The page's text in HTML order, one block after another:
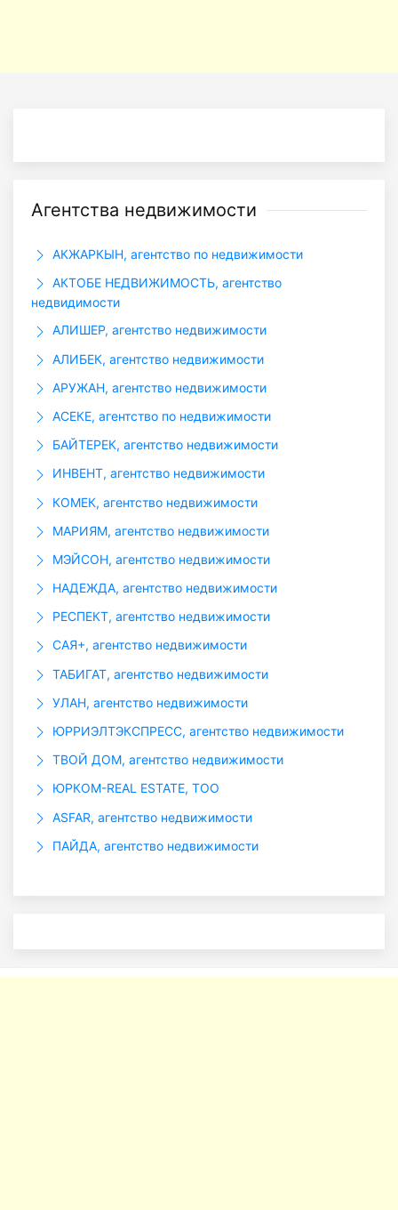
Агентства недвижимости
АКЖАРКЫН, агентство по недвижимости
АКТОБЕ НЕДВИЖИМОСТЬ, агентство
недвидимости
АЛИШЕР, агентство недвижимости
АЛИБЕК, агентство недвижимости
АРУЖАН, агентство недвижимости
АСЕКЕ, агентство по недвижимости
БАЙТЕРЕК, агентство недвижимости
ИНВЕНТ, агентство недвижимости
КОМЕК, агентство недвижимости
МАРИЯМ, агентство недвижимости
МЭЙСОН, агентство недвижимости
НАДЕЖДА, агентство недвижимости
РЕСПЕКТ, агентство недвижимости
САЯ+, агентство недвижимости
ТАБИГАТ, агентство недвижимости
УЛАН, агентство недвижимости
ЮРРИЭЛТЭКСПРЕСС, агентство недвижимости
ТВОЙ ДОМ, агентство недвижимости
ЮРКОМ-REAL ESTATE, ТОО
ASFAR, агентство недвижимости
ПАЙДА, агентство недвижимости